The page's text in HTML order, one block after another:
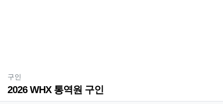
구인
2026 WHX 통역원 구인